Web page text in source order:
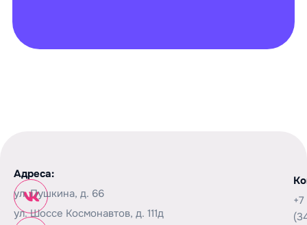
Адреса:
ул. Пушкина, д. 66
ул. Шоссе Космонавтов, д. 111д
+7